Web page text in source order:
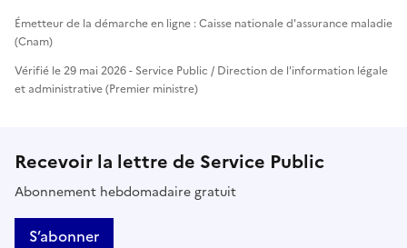
Émetteur de la démarche en ligne : Caisse nationale d'assurance maladie
(Cnam)
Vérifié le 29 mai 2026 - Service Public / Direction de l'information légale
et administrative (Premier ministre)
Recevoir la lettre de Service Public
Abonnement hebdomadaire gratuit
S’abonner